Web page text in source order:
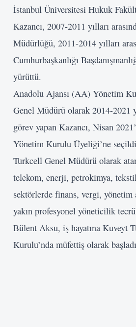
İstanbul Üniversitesi Hukuk
Kazancı, 2007-2011 yılları
Müdürlüğü, 2011-2014 yılları
Cumhurbaşkanlığı
yürüttü.
Anadolu Ajansı (AA) Yönetim
Genel Müdürü olarak 2014-2021
görev yapan Kazancı, Nisan
Yönetim Kurulu Üyeliği’ne
Turkcell Genel Müdürü olarak
telekom, enerji, petrokimya,
sektörlerde finans, vergi, yönetim
yakın profesyonel yöneticilik
Bülent Aksu, iş hayatına Kuveyt
Kurulu’nda müfettiş olarak